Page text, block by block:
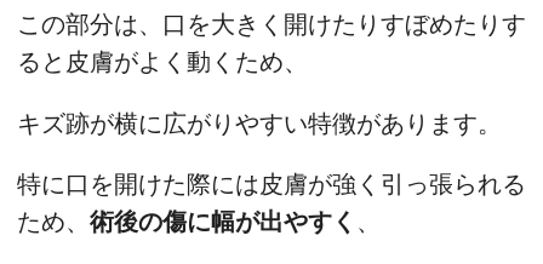
この部分は、口を大きく開けたりすぼめたりす
ると皮膚がよく動くため、
キズ跡が横に広がりやすい特徴があります。
特に口を開けた際には皮膚が強く引っ張られる
ため、 術後の傷に幅が出やすく 、